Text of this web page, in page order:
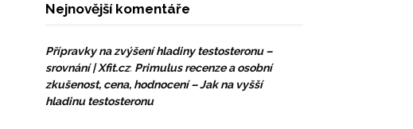
Nejnovější komentáře
Přípravky na zvýšení hladiny testosteronu –
srovnání | Xfit.cz: Primulus recenze a osobní
zkušenost, cena, hodnocení – Jak na vyšší
hladinu testosteronu